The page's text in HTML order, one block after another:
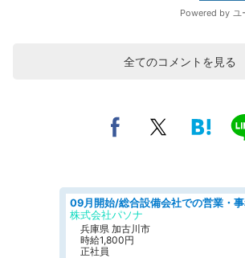
全てのコメントを見る
株式会社パソナ
兵庫県 加古川市
時給1,800円
正社員